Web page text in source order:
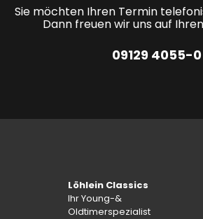
Sie möchten Ihren Termin
Dann freuen wir uns auf
09129 4055-0
Löhlein Classics
Ihr Young-&
Oldtimerspezialist